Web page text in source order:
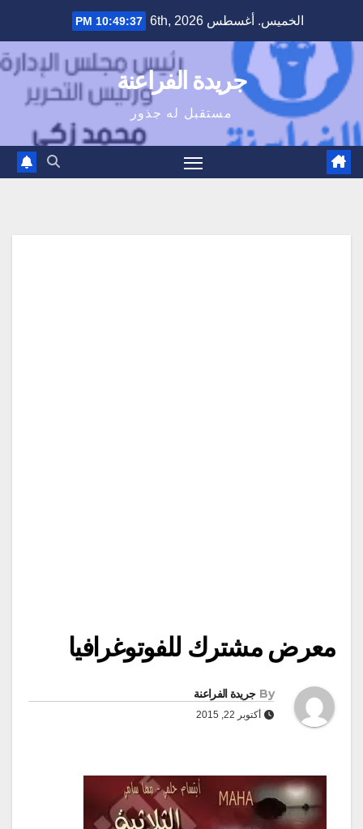
content
الخميس. أغسطس 6th, 2026 10:49:38 PM
جريدة الفراعنة
مستقبل له جذور
معرض مشترك للفوتوغرافيا
By جريدة الفراعنة
أكتوبر 22, 2015